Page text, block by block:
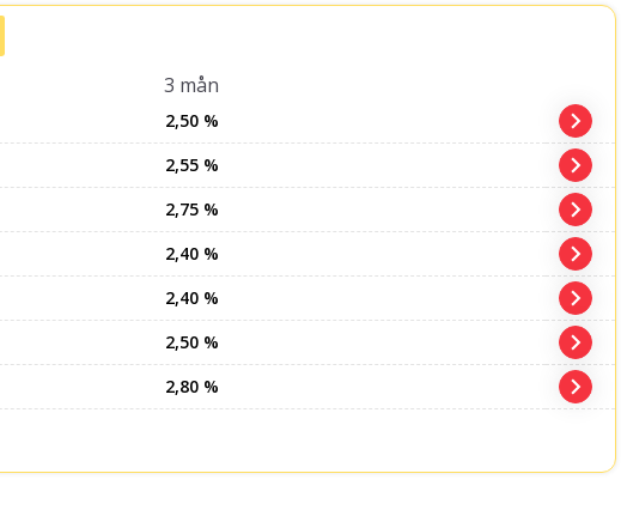
3 mån
2,50 %
2,55 %
2,75 %
2,40 %
2,40 %
2,50 %
2,80 %